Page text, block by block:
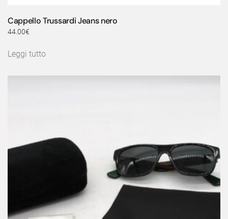
Cappello Trussardi Jeans nero
44.00€
Leggi tutto